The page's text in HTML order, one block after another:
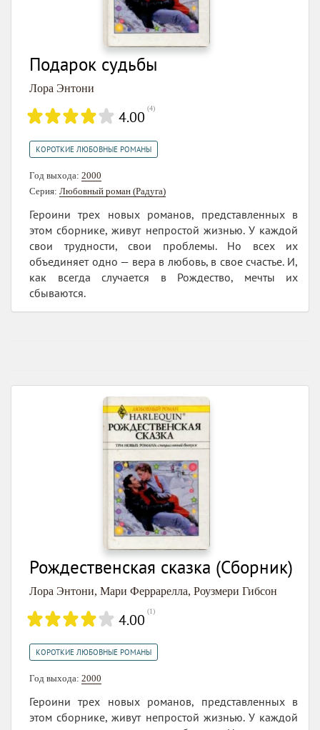
Подарок судьбы
Лора Энтони
4.00 (4)
КОРОТКИЕ ЛЮБОВНЫЕ РОМАНЫ
Год выхода: 2000
Серия: Любовный роман (Радуга)
Героини трех новых романов, представленных в
этом сборнике, живут непростой жизнью. У каждой
свои трудности, свои проблемы. Но всех их
объединяет одно — вера в любовь, в свое счастье. И,
как всегда случается в Рождество, мечты их
сбываются.
Рождественская сказка (Сборник)
Лора Энтони, Мари Феррарелла, Роузмери Гибсон
4.00 (1)
КОРОТКИЕ ЛЮБОВНЫЕ РОМАНЫ
Год выхода: 2000
Героини трех новых романов, представленных в
этом сборнике, живут непростой жизнью. У каждой